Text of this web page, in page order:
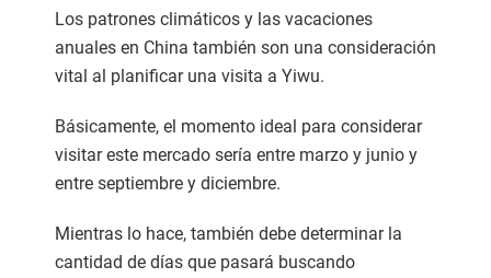
Los patrones climáticos y las vacaciones
anuales en China también son una consideración
vital al planificar una visita a Yiwu.
Básicamente, el momento ideal para considerar
visitar este mercado sería entre marzo y junio y
entre septiembre y diciembre.
Mientras lo hace, también debe determinar la
cantidad de días que pasará buscando